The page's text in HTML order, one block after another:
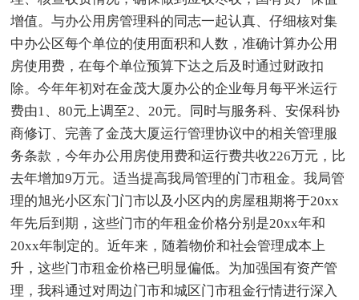
增值。与办公用房管理科的同志一起认真、仔细核对集
中办公区每个单位的使用面积和人数，准确计算办公用
房使用费，在每个单位预算下达之后及时通过财政扣
除。今年年初对在金茂大厦办公的企业每月每平米运行
费由1、80元上调至2、20元。同时与服务科、安保科协
商修订、完善了金茂大厦运行管理协议中的相关管理服
务条款，今年办公用房使用费和运行费共收226万元，比
去年增加9万元。适当提高我局管理的门市租金。我局管
理的旭光小区东门门市以及小区内的房屋租期将于20xx
年先后到期，这些门市的年租金价格分别是20xx年和
20xx年制定的。近年来，随着物价和社会管理成本上
升，这些门市租金价格已明显偏低。为加强国有资产管
理，我科通过对周边门市和城区门市租金行情进行深入